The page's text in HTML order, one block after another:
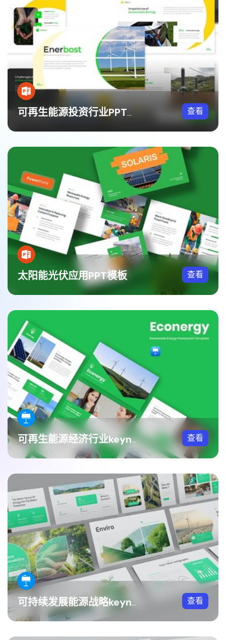
可再生能源投资行业PPT模板 查看
太阳能光伏应用PPT模板 查看
可再生能源经济行业keynote模板 查看
可持续发展能源战略keynote模板 查看